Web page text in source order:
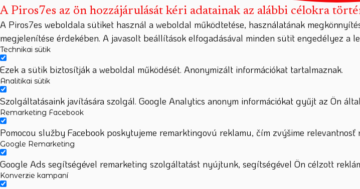
A Piros7es az ön hozzájárulását kéri adatainak az alábbi célokra
A Piros7es weboldala sütiket használ a weboldal működtetése, használatának
megjelenítése érdekében. A javasolt beállítások elfogadásával minden sütit engedélyez a
Technikai sütik
Ezek a sütik biztosítják a weboldal működését. Anonymizált információkat tartalmaznak.
Analitikai sütik
Szolgáltatásaink javítására szolgál. Google Analytics anonym információkat gyűjt az Ön
Remarketing Facebook
Pomocou služby Facebook poskytujeme remarktingovú reklamu, čím zvýšime
Google Remarketing
Google Ads segítségével remarketing szolgáltatást nyújtunk, segítségével Ön célzott
Konverzie kampaní